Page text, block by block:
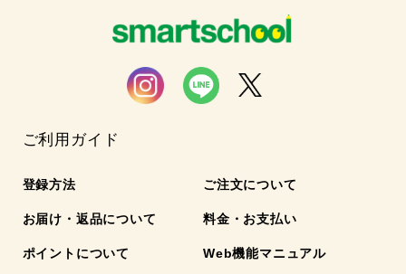
ご利用ガイド
登録方法 ご注文について
お届け・返品について 料金・お支払い
ポイントについて Web機能マニュアル